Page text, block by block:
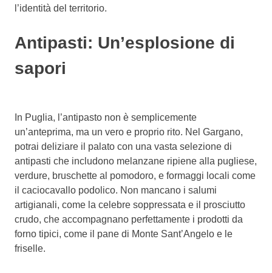
l’identità del territorio.
Antipasti: Un’esplosione di
sapori
In Puglia, l’antipasto non è semplicemente
un’anteprima, ma un vero e proprio rito. Nel Gargano,
potrai deliziare il palato con una vasta selezione di
antipasti che includono melanzane ripiene alla pugliese,
verdure, bruschette al pomodoro, e formaggi locali come
il caciocavallo podolico. Non mancano i salumi
artigianali, come la celebre soppressata e il prosciutto
crudo, che accompagnano perfettamente i prodotti da
forno tipici, come il pane di Monte Sant’Angelo e le
friselle.